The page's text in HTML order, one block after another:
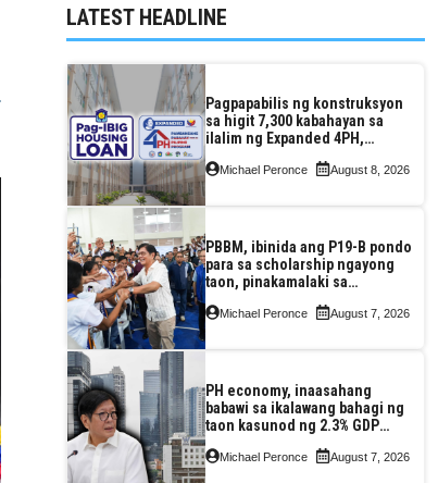
LATEST HEADLINE
Pagpapabilis ng konstruksyon
sa higit 7,300 kabahayan sa
ilalim ng Expanded 4PH,
ng Pag-IBIG at P.A. Alvarez
Michael Peronce August 8, 2026
PBBM, ibinida ang P19-B pondo
para sa scholarship ngayong
taon, pinakamalaki sa
Michael Peronce August 7, 2026
PH economy, inaasahang
babawi sa ikalawang bahagi ng
taon kasunod ng 2.3% GDP
pagkaantala ng public
Michael Peronce August 7, 2026